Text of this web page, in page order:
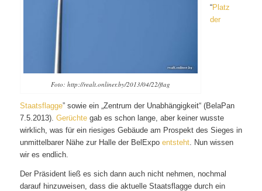
Foto: http://realt.onliner.by/2013/04/22/flag
“Platz
der
Staatsflagge” sowie ein „Zentrum der Unabhängigkeit“ (BelaPan
7.5.2013). Gerüchte gab es schon lange, aber keiner wusste
wirklich, was für ein riesiges Gebäude am Prospekt des Sieges in
unmittelbarer Nähe zur Halle der BelExpo entsteht. Nun wissen
wir es endlich.
Der Präsident ließ es sich dann auch nicht nehmen, nochmal
darauf hinzuweisen, dass die aktuelle Staatsflagge durch ein